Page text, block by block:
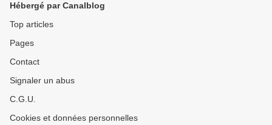
Hébergé par Canalblog
Top articles
Pages
Contact
Signaler un abus
C.G.U.
Cookies et données personnelles